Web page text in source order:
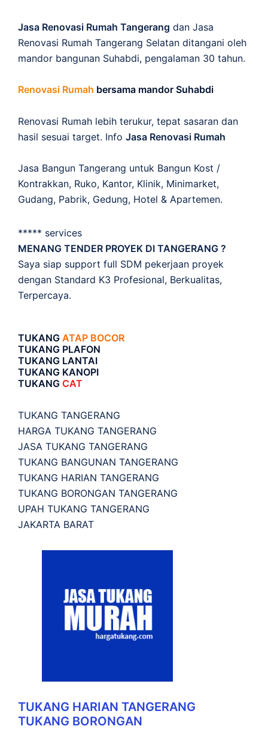
Jasa Renovasi Rumah Tangerang dan Jasa
Renovasi Rumah Tangerang Selatan ditangani oleh
mandor bangunan Suhabdi, pengalaman 30 tahun.
Renovasi Rumah bersama mandor Suhabdi
Renovasi Rumah lebih terukur, tepat sasaran dan
hasil sesuai target. Info Jasa Renovasi Rumah
Jasa Bangun Tangerang untuk Bangun Kost /
Kontrakkan, Ruko, Kantor, Klinik, Minimarket,
Gudang, Pabrik, Gedung, Hotel & Apartemen.
***** services
MENANG TENDER PROYEK DI TANGERANG ?
Saya siap support full SDM pekerjaan proyek
dengan Standard K3 Profesional, Berkualitas,
Terpercaya.
TUKANG ATAP BOCOR
TUKANG PLAFON
TUKANG LANTAI
TUKANG KANOPI
TUKANG CAT
TUKANG TANGERANG
HARGA TUKANG TANGERANG
JASA TUKANG TANGERANG
TUKANG BANGUNAN TANGERANG
TUKANG HARIAN TANGERANG
TUKANG BORONGAN TANGERANG
UPAH TUKANG TANGERANG
JAKARTA BARAT
TUKANG HARIAN TANGERANG
TUKANG BORONGAN